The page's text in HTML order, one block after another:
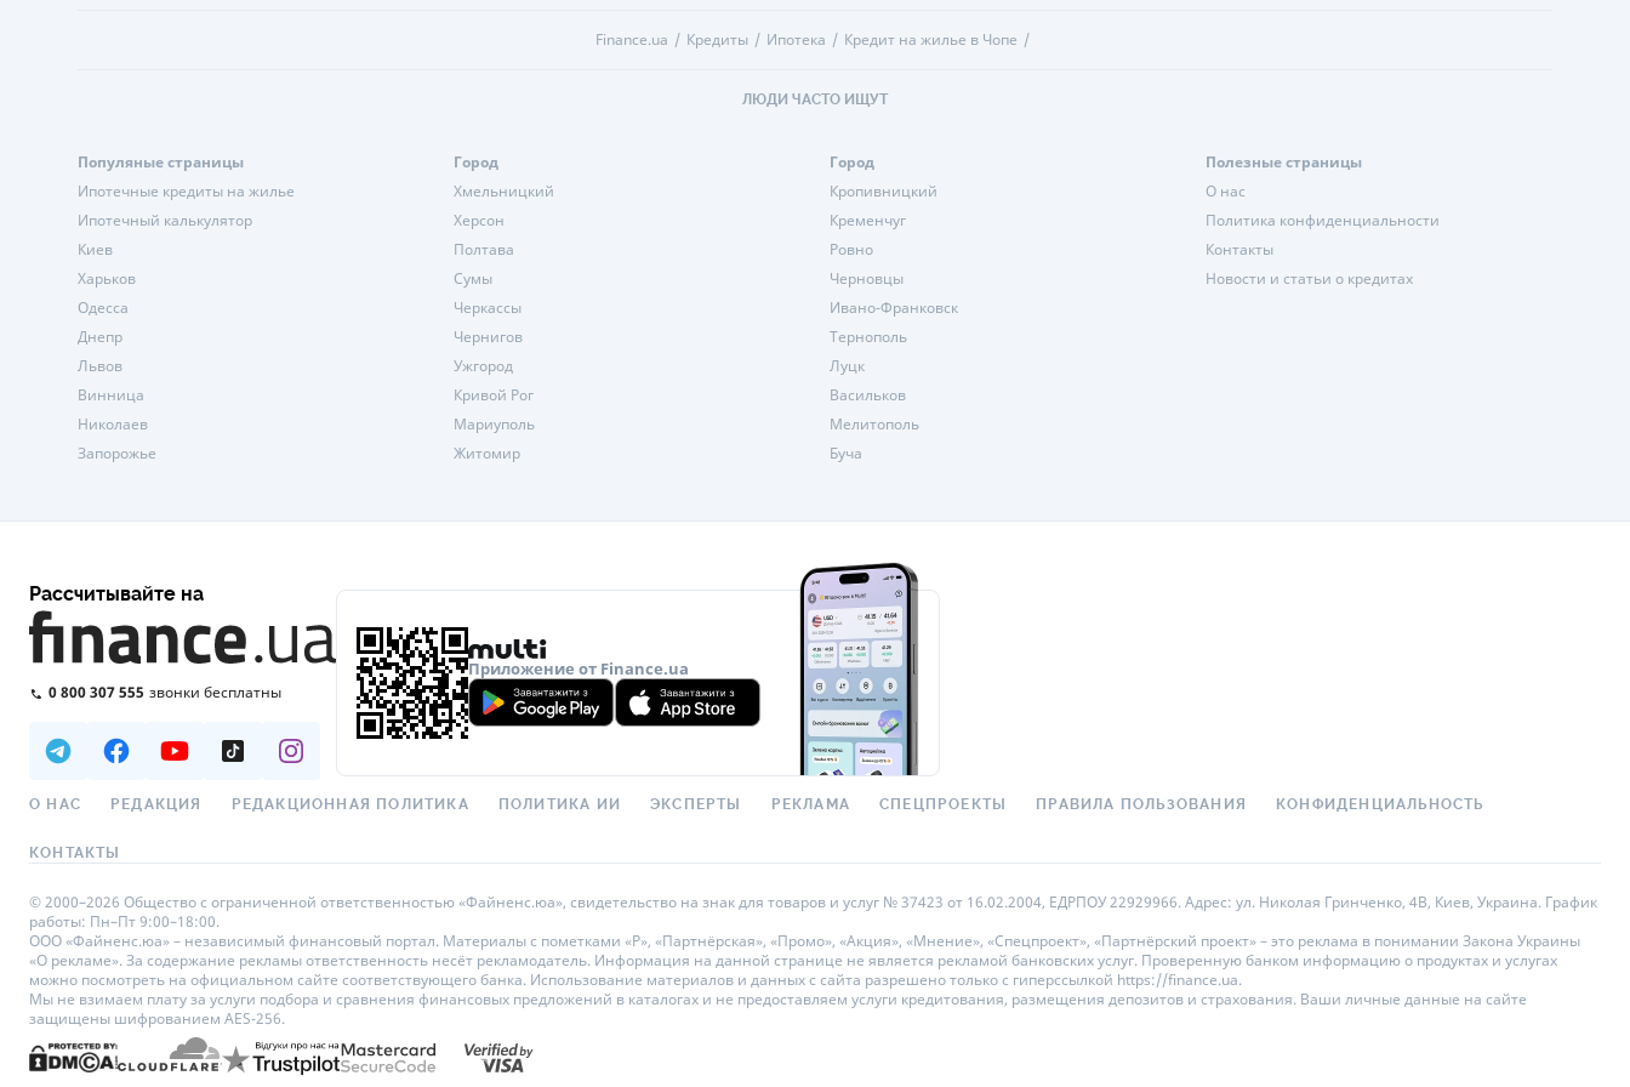
Finance.ua Кредиты Ипотека Кредит на жилье в Чопе
ЛЮДИ ЧАСТО ИЩУТ
Популяные страницы
Ипотечные кредиты на жилье
Ипотечный калькулятор
Киев
Харьков
Одесса
Днепр
Львов
Винница
Николаев
Запорожье
Город
Хмельницкий
Херсон
Полтава
Сумы
Черкассы
Чернигов
Ужгород
Кривой Рог
Мариуполь
Житомир
Город
Кропивницкий
Кременчуг
Ровно
Черновцы
Ивано-Франковск
Тернополь
Луцк
Васильков
Мелитополь
Буча
Полезные страницы
О нас
Политика конфиденциальности
Контакты
Новости и статьи о кредитах
Рассчитывайте на
0 800 307 555 звонки бесплатны
Приложение от Finance.ua
О НАС РЕДАКЦИЯ РЕДАКЦИОННАЯ ПОЛИТИКА ПОЛИТИКА ИИ ЭКСПЕРТЫ РЕКЛАМА СПЕЦПРОЕКТЫ ПРАВИЛА ПОЛЬЗОВАНИЯ КОНФИДЕНЦИАЛЬНОСТЬ
КОНТАКТЫ
© 2000–2026 Общество с ограниченной ответственностью «Файненс.юа», свидетельство на знак для товаров и услуг № 37423 от 16.02.2004, ЕДРПОУ 22929966. Адрес: ул. Николая Гринченко, 4В, Киев, Украина. График
работы: Пн–Пт 9:00–18:00.
ООО «Файненс.юа» – независимый финансовый портал. Материалы с пометками «Р», «Партнёрская», «Промо», «Акция», «Мнение», «Спецпроект», «Партнёрский проект» – это реклама в понимании Закона Украины
«О рекламе». За содержание рекламы ответственность несёт рекламодатель. Информация на данной странице не является рекламой банковских услуг. Проверенную банком информацию о продуктах и услугах
можно посмотреть на официальном сайте соответствующего банка. Использование материалов и данных с сайта разрешено только с гиперссылкой https://finance.ua.
Мы не взимаем плату за услуги подбора и сравнения финансовых предложений в каталогах и не предоставляем услуги кредитования, размещения депозитов и страхования. Ваши личные данные на сайте
защищены шифрованием AES-256.